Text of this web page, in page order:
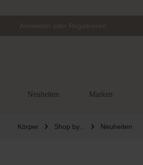
Anmelden oder Registrieren
Neuheiten Marken
Körper Shop by... Neuheiten